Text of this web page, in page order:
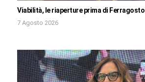
Viabilità, le riaperture prima di Ferragosto
7 Agosto 2026